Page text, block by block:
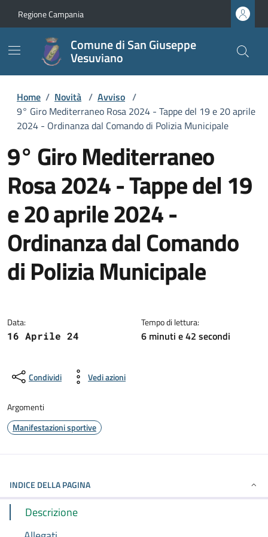
Regione Campania
Comune di San Giuseppe
Vesuviano
Home / Novità / Avviso /
9° Giro Mediterraneo Rosa 2024 - Tappe del 19 e 20 aprile
2024 - Ordinanza dal Comando di Polizia Municipale
9° Giro Mediterraneo
Rosa 2024 - Tappe del 19
e 20 aprile 2024 -
Ordinanza dal Comando
di Polizia Municipale
Data:
16 Aprile 24
Tempo di lettura:
6 minuti e 42 secondi
Condividi Vedi azioni
Argomenti
Manifestazioni sportive
INDICE DELLA PAGINA
Descrizione